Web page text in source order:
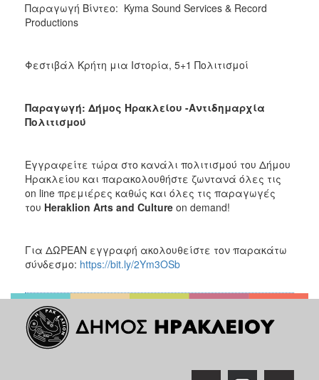
Παραγωγή Βίντεο: Kyma Sound Services & Record
Productions
Φεστιβάλ Κρήτη μια Ιστορία, 5+1 Πολιτισμοί
Παραγωγή: Δήμος Ηρακλείου -Αντιδημαρχία
Πολιτισμού
Εγγραφείτε τώρα στο κανάλι πολιτισμού του Δήμου
Ηρακλείου και παρακολουθήστε ζωντανά όλες τις
on line πρεμιέρες καθώς και όλες τις παραγωγές
του Heraklion Arts and Culture on demand!
Για ΔΩΡΕΑΝ εγγραφή ακολουθείστε τον παρακάτω
σύνδεσμο: https://bit.ly/2Ym3OSb